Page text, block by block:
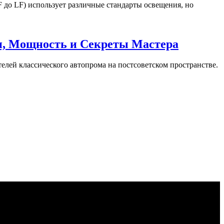
LF) использует различные стандарты освещения, но
Мощность и Секреты Мастера
классического автопрома на постсоветском пространстве.